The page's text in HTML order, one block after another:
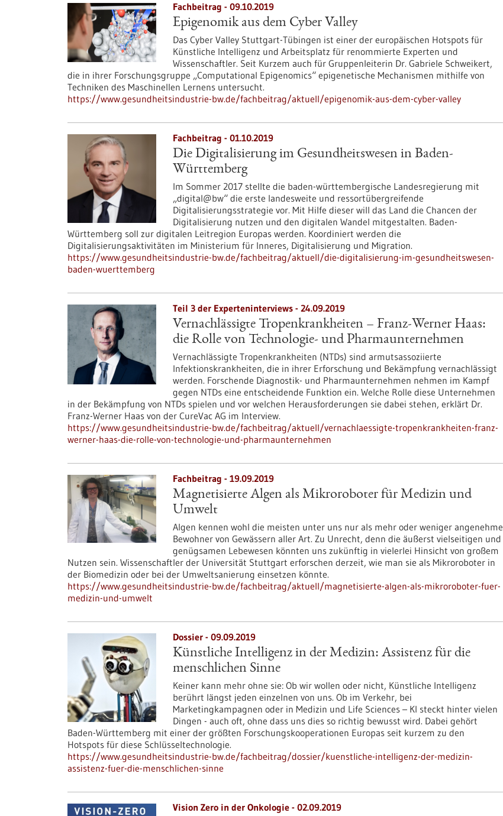
Fachbeitrag - 09.10.2019
Epigenomik aus dem Cyber Valley
Das Cyber Valley Stuttgart-Tübingen ist einer der europäischen Hotspots für
Künstliche Intelligenz und Arbeitsplatz für renommierte Experten und
Wissenschaftler. Seit Kurzem auch für Gruppenleiterin Dr. Gabriele Schweikert,
die in ihrer Forschungsgruppe „Computational Epigenomics“ epigenetische Mechanismen mithilfe von
Techniken des Maschinellen Lernens untersucht.
https://www.gesundheitsindustrie-bw.de/fachbeitrag/aktuell/epigenomik-aus-dem-cyber-valley
Fachbeitrag - 01.10.2019
Die Digitalisierung im Gesundheitswesen in Baden-
Württemberg
Im Sommer 2017 stellte die baden-württembergische Landesregierung mit
„digital@bw“ die erste landesweite und ressortübergreifende
Digitalisierungsstrategie vor. Mit Hilfe dieser will das Land die Chancen der
Digitalisierung nutzen und den digitalen Wandel mitgestalten. Baden-
Württemberg soll zur digitalen Leitregion Europas werden. Koordiniert werden die
Digitalisierungsaktivitäten im Ministerium für Inneres, Digitalisierung und Migration.
https://www.gesundheitsindustrie-bw.de/fachbeitrag/aktuell/die-digitalisierung-im-gesundheitswesen-
baden-wuerttemberg
Teil 3 der Experteninterviews - 24.09.2019
Vernachlässigte Tropenkrankheiten – Franz-Werner Haas:
die Rolle von Technologie- und Pharmaunternehmen
Vernachlässigte Tropenkrankheiten (NTDs) sind armutsassoziierte
Infektionskrankheiten, die in ihrer Erforschung und Bekämpfung vernachlässigt
werden. Forschende Diagnostik- und Pharmaunternehmen nehmen im Kampf
gegen NTDs eine entscheidende Funktion ein. Welche Rolle diese Unternehmen
in der Bekämpfung von NTDs spielen und vor welchen Herausforderungen sie dabei stehen, erklärt Dr.
Franz-Werner Haas von der CureVac AG im Interview.
https://www.gesundheitsindustrie-bw.de/fachbeitrag/aktuell/vernachlaessigte-tropenkrankheiten-franz-
werner-haas-die-rolle-von-technologie-und-pharmaunternehmen
Fachbeitrag - 19.09.2019
Magnetisierte Algen als Mikroroboter für Medizin und
Umwelt
Algen kennen wohl die meisten unter uns nur als mehr oder weniger angenehme
Bewohner von Gewässern aller Art. Zu Unrecht, denn die äußerst vielseitigen und
genügsamen Lebewesen könnten uns zukünftig in vielerlei Hinsicht von großem
Nutzen sein. Wissenschaftler der Universität Stuttgart erforschen derzeit, wie man sie als Mikroroboter in
der Biomedizin oder bei der Umweltsanierung einsetzen könnte.
https://www.gesundheitsindustrie-bw.de/fachbeitrag/aktuell/magnetisierte-algen-als-mikroroboter-fuer-
medizin-und-umwelt
Dossier - 09.09.2019
Künstliche Intelligenz in der Medizin: Assistenz für die
menschlichen Sinne
Keiner kann mehr ohne sie: Ob wir wollen oder nicht, Künstliche Intelligenz
berührt längst jeden einzelnen von uns. Ob im Verkehr, bei
Marketingkampagnen oder in Medizin und Life Sciences – KI steckt hinter vielen
Dingen - auch oft, ohne dass uns dies so richtig bewusst wird. Dabei gehört
Baden-Württemberg mit einer der größten Forschungskooperationen Europas seit kurzem zu den
Hotspots für diese Schlüsseltechnologie.
https://www.gesundheitsindustrie-bw.de/fachbeitrag/dossier/kuenstliche-intelligenz-der-medizin-
assistenz-fuer-die-menschlichen-sinne
Vision Zero in der Onkologie - 02.09.2019